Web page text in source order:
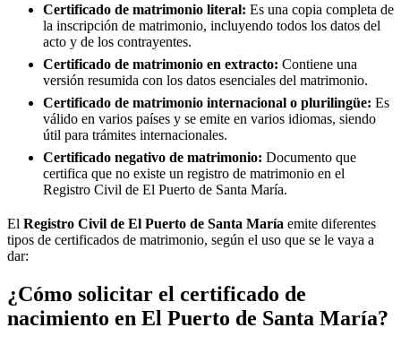
Certificado de matrimonio literal: Es una copia completa de
la inscripción de matrimonio, incluyendo todos los datos del
acto y de los contrayentes.
Certificado de matrimonio en extracto: Contiene una
versión resumida con los datos esenciales del matrimonio.
Certificado de matrimonio internacional o plurilingüe: Es
válido en varios países y se emite en varios idiomas, siendo
útil para trámites internacionales.
Certificado negativo de matrimonio: Documento que
certifica que no existe un registro de matrimonio en el
Registro Civil de El Puerto de Santa María.
El Registro Civil de El Puerto de Santa María emite diferentes
tipos de certificados de matrimonio, según el uso que se le vaya a
dar:
¿Cómo solicitar el certificado de
nacimiento en El Puerto de Santa María?